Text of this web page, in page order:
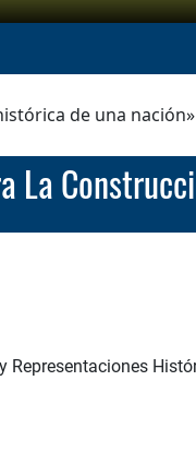
de una nación»
La